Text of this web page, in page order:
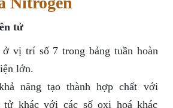
tử
ở vị trí số 7 trong bảng tuần hoàn
lớn.
năng tạo thành hợp chất với
tử khác với các số oxi hoá khác